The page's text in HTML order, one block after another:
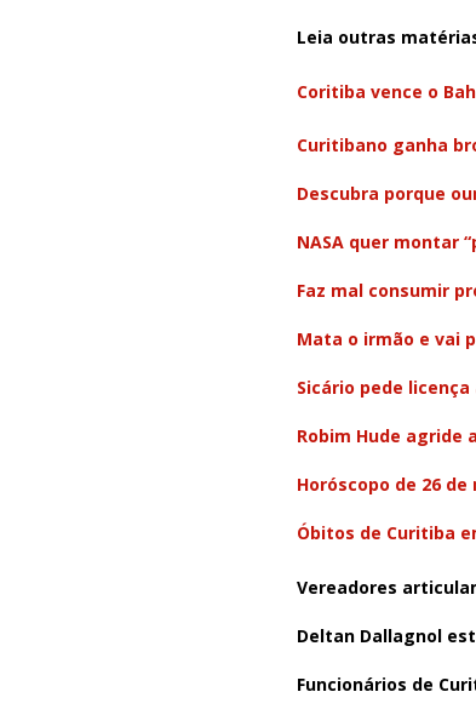
Leia outras
Coritiba vence o
Curitibano ganha
Descubra porque
NASA quer montar
Faz mal consumir
Mata o irmão e vai
Sicário pede
Robim Hude
Horóscopo de 26 de
Óbitos de Curitiba
Vereadores
Deltan Dallagnol
Funcionários de